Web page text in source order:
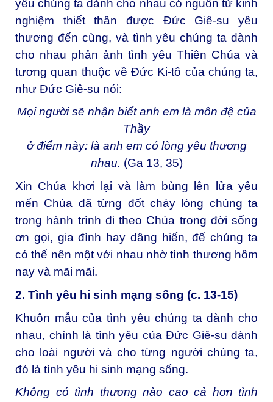
yêu chúng ta dành cho nhau có nguồn từ kinh
nghiệm thiết thân được Đức Giê-su yêu
thương đến cùng, và tình yêu chúng ta dành
cho nhau phản ảnh tình yêu Thiên Chúa và
tương quan thuộc về Đức Ki-tô của chúng ta,
như Đức Giê-su nói:
Mọi người sẽ nhận biết anh em là môn đệ của
Thầy
ở điểm này: là anh em có lòng yêu thương
nhau. (Ga 13, 35)
Xin Chúa khơi lại và làm bùng lên lửa yêu
mến Chúa đã từng đốt cháy lòng chúng ta
trong hành trình đi theo Chúa trong đời sống
ơn gọi, gia đình hay dâng hiến, để chúng ta
có thể nên một với nhau nhờ tình thương hôm
nay và mãi mãi.
2. Tình yêu hi sinh mạng sống (c. 13-15)
Khuôn mẫu của tình yêu chúng ta dành cho
nhau, chính là tình yêu của Đức Giê-su dành
cho loài người và cho từng người chúng ta,
đó là tình yêu hi sinh mạng sống.
Không có tình thương nào cao cả hơn tình